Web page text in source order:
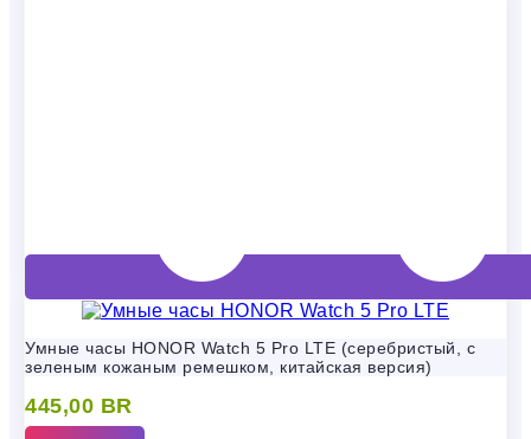
Умные часы HONOR Watch 5 Pro LTE (серебристый, с
зеленым кожаным ремешком, китайская версия)
445,00 BR